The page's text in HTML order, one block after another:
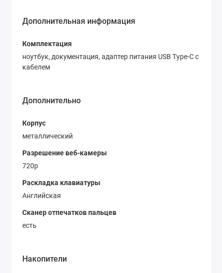
Дополнительная информация
Комплектация
ноутбук, документация, адаптер питания USB Type-C с
кабелем
Дополнительно
Корпус
металлический
Разрешение веб-камеры
720p
Раскладка клавиатуры
Английская
Сканер отпечатков пальцев
есть
Накопители